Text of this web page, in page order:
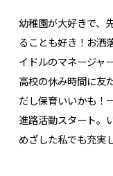
幼稚園が大好きで、
ることも好き！お洒
イドルのマネージャ
高校の休み時間に友
だし保育いいかも！
進路活動スタート。
めざした私でも充実